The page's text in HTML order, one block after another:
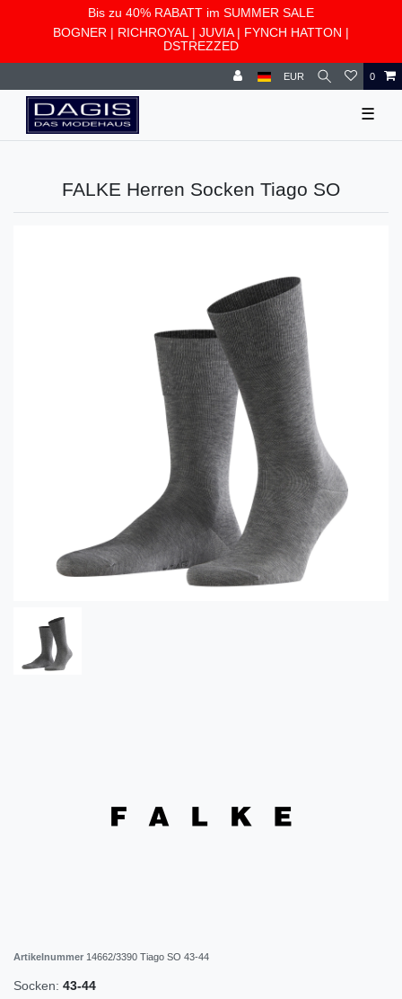
Bis zu 40% RABATT im SUMMER SALE
BOGNER | RICHROYAL | JUVIA| FYNCH HATTON |
DSTREZZED
EUR 0
☰
FALKE Herren Socken Tiago SO
Artikelnummer 14662/3390 Tiago SO 43-44
Socken: 43-44